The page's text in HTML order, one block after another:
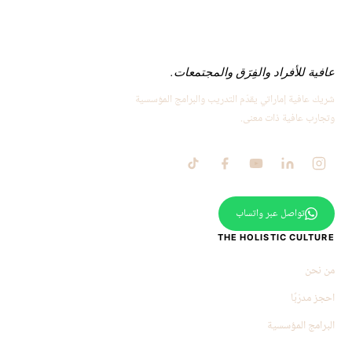
عافية للأفراد والفِرَق والمجتمعات.
شريك عافية إماراتي يقدّم التدريب والبرامج المؤسسية
وتجارب عافية ذات معنى.
تواصل عبر واتساب
THE HOLISTIC CULTURE
من نحن
احجز مدرّبًا
البرامج المؤسسية